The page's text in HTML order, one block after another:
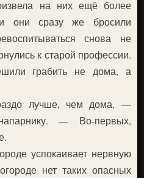
на них ещё более
и они сразу же бросили
снова не
к старой профессии.
грабить не дома, а
лучше, чем дома, —
— Во-первых,
успокаивает нервную
нет таких опасных